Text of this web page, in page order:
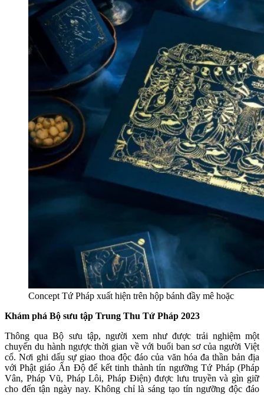
Concept Tứ Pháp xuất hiện trên hộp bánh đầy mê hoặc
Khám phá Bộ sưu tập Trung Thu Tứ Pháp 2023
Thông qua Bộ sưu tập, người xem như được trải nghiệm một
chuyến du hành ngược thời gian về với buổi ban sơ của người Việt
cổ. Nơi ghi dấu sự giao thoa độc đáo của văn hóa đa thần bản địa
với Phật giáo Ấn Độ để kết tinh thành tín ngưỡng Tứ Pháp (Pháp
Vân, Pháp Vũ, Pháp Lôi, Pháp Điện) được lưu truyền và gìn giữ
cho đến tận ngày nay. Không chỉ là sáng tạo tín ngưỡng độc đáo